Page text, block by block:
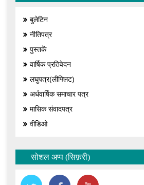
बुलेटिन
नीतिपत्र
पुस्तकें
वार्षिक प्रतिवेदन
लघुपत्र(लीफ्लिट)
अर्धवार्षिक समाचार पत्र
मासिक संवादपत्र
वीडिओ
सोशल अप्प (सिफ़री)